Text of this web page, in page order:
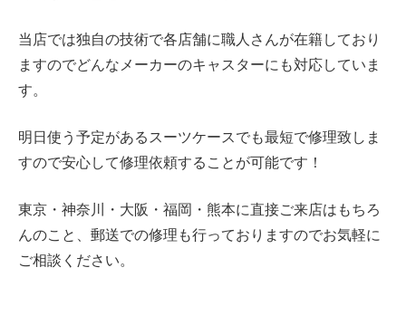
当店では独自の技術で各店舗に職人さんが在籍しており
ますのでどんなメーカーのキャスターにも対応していま
す。
明日使う予定があるスーツケースでも最短で修理致しま
すので安心して修理依頼することが可能です！
東京・神奈川・大阪・福岡・熊本に直接ご来店はもちろ
んのこと、郵送での修理も行っておりますのでお気軽に
ご相談ください。